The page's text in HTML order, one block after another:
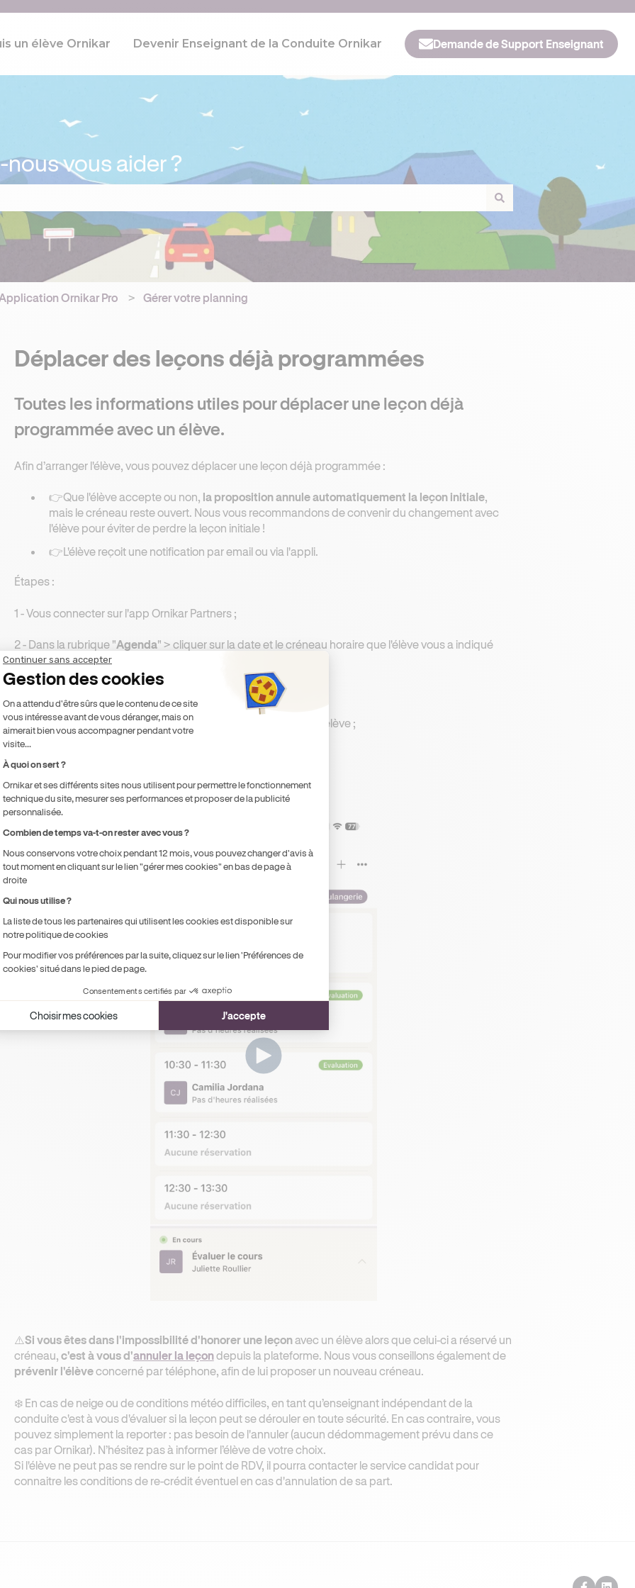
un élève Ornikar Devenir Enseignant de la Conduite Ornikar Demande de Support Enseignant
vous aider ?
de recherche est vide.
Application Ornikar Pro Gérer votre planning
Déplacer des leçons déjà programmées
Toutes les informations utiles pour déplacer une leçon déjà
programmée avec un élève.
Afin d’arranger l'élève, vous pouvez déplacer une leçon déjà programmée :
👉Que l'élève accepte ou non, la proposition annule automatiquement la leçon initiale,
mais le créneau reste ouvert. Nous vous recommandons de convenir du changement avec
l'élève pour éviter de perdre la leçon initiale !
👉L'élève reçoit une notification par email ou via l'appli.
Étapes :
1 - Vous connecter sur l'app Ornikar Partners ;
2 - Dans la rubrique "Agenda" > cliquer sur la date et le créneau horaire que l'élève vous a indiqué
souhaiter modifier ;
4 - Choisir le jour et l’heure du nouveau créneau souhaités par l'élève ;
6 - Si vous le souhaitez, vous pouvez prévenir l'élève par SMS.
⚠️Si vous êtes dans l'impossibilité d'honorer une leçonavec un élève alors que celui-ci a réservé un
créneau, c'est à vous d'annuler la leçondepuis la plateforme. Nous vous conseillons également de
prévenir l'élèveconcerné par téléphone, afin de lui proposer un nouveau créneau.
❄️ En cas de neige ou de conditions météo difficiles, en tant qu’enseignant indépendant de la
conduitec'est à vous d'évaluer si la leçon peut se dérouler en toute sécurité. En cas contraire, vous
pouvez simplement la reporter : pas besoin de l'annuler (aucun dédommagement prévu dans ce
cas par Ornikar). N’hésitez pas à informer l’élève de votre choix.
Si l'élève ne peut pas se rendre sur le point de RDV, il pourra contacter le service candidat pour
connaitre les conditions de re-crédit éventuel en cas d'annulation de sa part.
Continuer sans accepter
Gestion des cookies
Plateforme de Gestion du Consentement : Personnalisez vos Options
On a attendu d'être sûrs que le contenu de ce site
vous intéresse avant de vous déranger, mais on
aimerait bien vous accompagner pendant votre
visite...
À quoi on sert ?
Ornikar et ses différents sites nous utilisent pour permettre le fonctionnement
technique du site, mesurer ses performances et proposer de la publicité
personnalisée.
Combien de temps va-t-on rester avec vous ?
Nous conservons votre choix pendant 12 mois, vous pouvez changer d'avis à
tout moment en cliquant sur le lien "gérer mes cookies" en bas de page à
droite
Qui nous utilise ?
La liste de tous les partenaires qui utilisent les cookies est disponible sur
notre politique de cookies
Pour modifier vos préférences par la suite, cliquez sur le lien 'Préférences de
cookies' situé dans le pied de page.
Consentements certifiés par
Choisir mes cookies J'accepte
Axeptio consent